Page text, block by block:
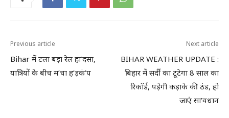
Previous article
Bihar में टला बड़ा रेल हा’दसा,
यात्रियों के बीच म’चा ह’ड़कं’प
Next article
BIHAR WEATHER UPDATE :
बिहार में सर्दी का टूटेगा 8 साल का
रिकॉर्ड, पड़ेगी कड़ाके की ठंड, हो
जाएं सा’वधान